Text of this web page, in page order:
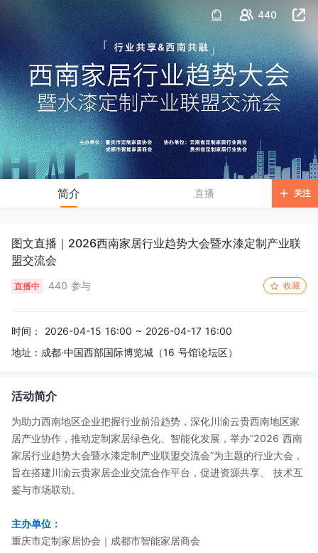
440
简介 直播 关注
图文直播｜2026西南家居行业趋势大会暨水漆定制产业联
盟交流会
直播中 440 参与 收藏
时间：
2026-04-15 16:00 ~ 2026-04-17 16:00
地址： 成都·中国西部国际博览城（16 号馆论坛区）
活动简介
为助力西南地区企业把握行业前沿趋势，深化川渝云贵西南地区家
居产业协作，推动定制家居绿色化、智能化发展，举办“2026 西南
家居行业趋势大会暨水漆定制产业联盟交流会”为主题的行业大会，
旨在搭建川渝云贵家居企业交流合作平台，促进资源共享、 技术互
鉴与市场联动。
主办单位：
重庆市定制家居协会｜成都市智能家居商会